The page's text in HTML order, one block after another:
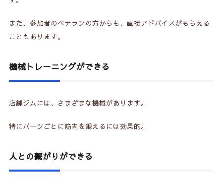
また、参加者のベテランの方からも、直接アドバイスがもらえる
こともあります。
機械トレーニングができる
店舗ジムには、さまざまな機械があります。
特にパーツごとに筋肉を鍛えるには効果的。
人との繋がりができる